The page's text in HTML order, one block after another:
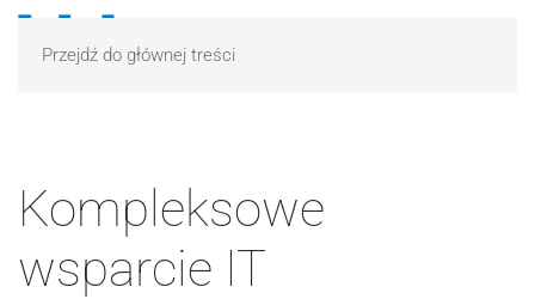
Przejdź do głównej treści
Kompleksowe
wsparcie IT